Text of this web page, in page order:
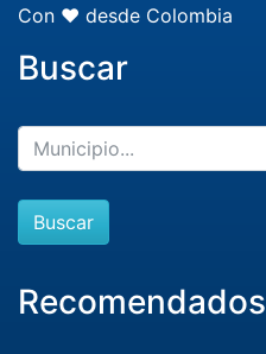
Con ❤️ desde Colombia
Buscar
Buscar
Recomendados